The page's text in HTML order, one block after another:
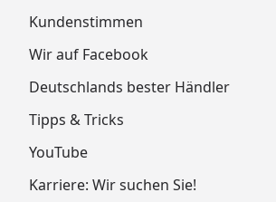
Kundenstimmen
Wir auf Facebook
Deutschlands bester Händler
Tipps & Tricks
YouTube
Karriere: Wir suchen Sie!